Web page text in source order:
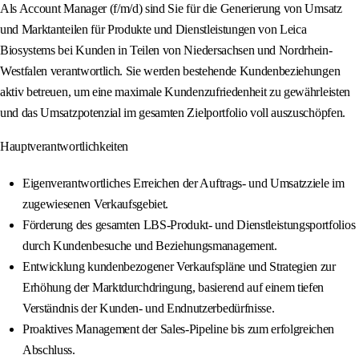
Als Account Manager (f/m/d) sind Sie für die Generierung von Umsatz
und Marktanteilen für Produkte und Dienstleistungen von Leica
Biosystems bei Kunden in Teilen von Niedersachsen und Nordrhein-
Westfalen verantwortlich. Sie werden bestehende Kundenbeziehungen
aktiv betreuen, um eine maximale Kundenzufriedenheit zu gewährleisten
und das Umsatzpotenzial im gesamten Zielportfolio voll auszuschöpfen.
Hauptverantwortlichkeiten
Eigenverantwortliches Erreichen der Auftrags- und Umsatzziele im
zugewiesenen Verkaufsgebiet.
Förderung des gesamten LBS-Produkt- und Dienstleistungsportfolios
durch Kundenbesuche und Beziehungsmanagement.
Entwicklung kundenbezogener Verkaufspläne und Strategien zur
Erhöhung der Marktdurchdringung, basierend auf einem tiefen
Verständnis der Kunden- und Endnutzerbedürfnisse.
Proaktives Management der Sales-Pipeline bis zum erfolgreichen
Abschluss.